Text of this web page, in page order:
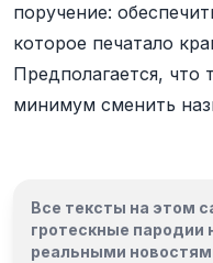
поручение:
которое печатало
Предполагается, что
минимум сменить
Все тексты на этом
гротескные пародии
реальными